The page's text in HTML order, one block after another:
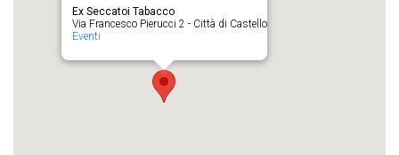
Ex Seccatoi Tabacco
Via Francesco Pierucci 2 - Città di Castello
Eventi